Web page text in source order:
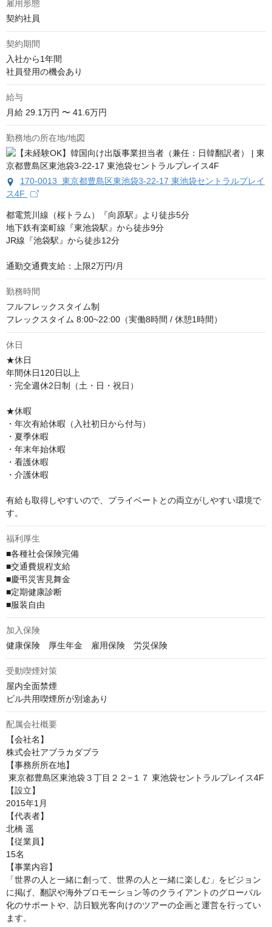
雇用形態
契約社員
契約期間
入社から1年間
社員登用の機会あり
給与
月給 29.1万円 〜 41.6万円
勤務地の所在地/地図
170-0013 東京都豊島区東池袋3-22-17 東池袋セントラルプレイ
ス4F
都電荒川線（桜トラム）『向原駅』より徒歩5分
地下鉄有楽町線『東池袋駅』から徒歩9分
JR線『池袋駅』から徒歩12分
通勤交通費支給：上限2万円/月
勤務時間
フルフレックスタイム制
フレックスタイム 8:00~22:00（実働8時間 / 休憩1時間）
休日
★休日
年間休日120日以上
・完全週休2日制（土・日・祝日）
★休暇
・年次有給休暇（入社初日から付与）
・夏季休暇
・年末年始休暇
・看護休暇
・介護休暇
有給も取得しやすいので、プライベートとの両立がしやすい環境で
す。
福利厚生
■各種社会保険完備
■交通費規程支給
■慶弔災害見舞金
■定期健康診断
■服装自由
加入保険
健康保険　厚生年金　雇用保険　労災保険
受動喫煙対策
屋内全面禁煙
ビル共用喫煙所が別途あり
配属会社概要
【会社名】
株式会社アブラカダブラ
【事務所所在地】
【設立】
2015年1月
【代表者】
北橋 遥
【従業員】
15名
【事業内容】
「世界の人と一緒に創って、世界の人と一緒に楽しむ」をビジョン
に掲げ、翻訳や海外プロモーション等のクライアントのグローバル
化のサポートや、訪日観光客向けのツアーの企画と運営を行ってい
ます。